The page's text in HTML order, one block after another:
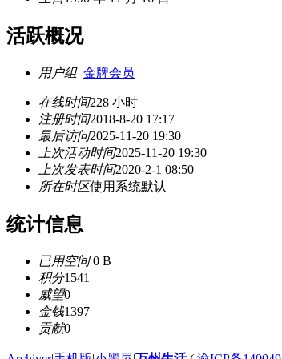
活跃概况
用户组 金牌会员
在线时间228 小时
注册时间2018-8-20 17:17
最后访问2025-11-20 19:30
上次活动时间2025-11-20 19:30
上次发表时间2020-2-1 08:50
所在时区使用系统默认
统计信息
已用空间0 B
积分1541
威望0
金钱1397
贡献0